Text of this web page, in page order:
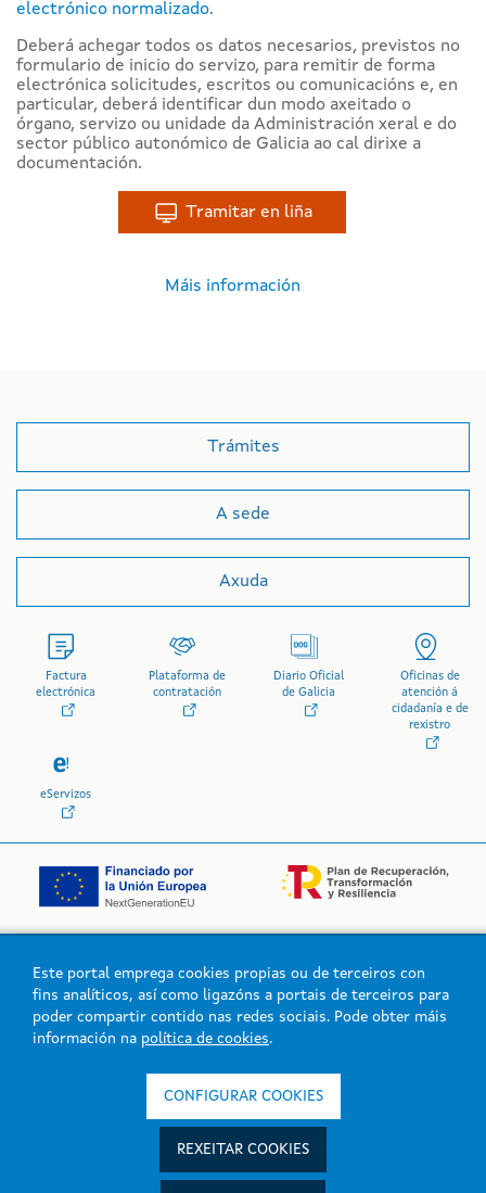
electrónico normalizado.
Deberá achegar todos os datos necesarios, previstos no
formulario de inicio do servizo, para remitir de forma
electrónica solicitudes, escritos ou comunicacións e, en
particular, deberá identificar dun modo axeitado o
órgano, servizo ou unidade da Administración xeral e do
sector público autonómico de Galicia ao cal dirixe a
documentación.
Tramitar en liña
Máis información
Trámites
A sede
Axuda
Factura
electrónica
Plataforma de
contratación
Diario Oficial
de Galicia
Oficinas de
atención á
cidadanía e de
rexistro
eServizos
Logo da Xunta de Galicia
Este portal emprega cookies propias ou de terceiros con
fins analíticos, así como ligazóns a portais de terceiros para
poder compartir contido nas redes sociais. Pode obter máis
información na política de cookies.
CONFIGURAR COOKIES
REXEITAR COOKIES